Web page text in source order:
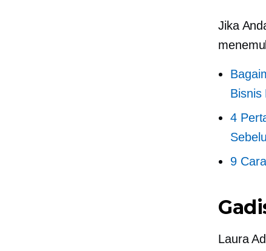
Jika
Bisnis
4
9
Laura